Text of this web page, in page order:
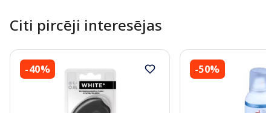
Citi pircēji interesējas
-40% -50%